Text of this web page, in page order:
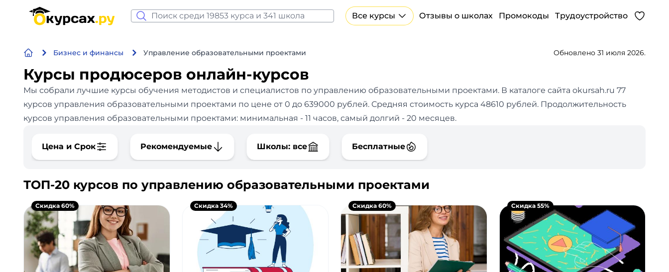
Все курсы Отзывы о школах Промокоды Трудоустройство
Бизнес и финансы Управление образовательными проектами Обновлено 31 июля 2026.
Курсы продюсеров онлайн-курсов
Мы собрали лучшие курсы обучения методистов и специалистов по управлению образовательными проектами. В каталоге сайта okursah.ru 77
курсов управления образовательными проектами по цене от 0 до 639000 рублей. Средняя стоимость курса 48610 рублей. Продолжительность
курсов управления образовательными проектами: минимальная - 11 часов, самый долгий - 20 месяцев.
Цена и Срок Рекомендуемые Школы: все Бесплатные
ТОП-20 курсов по управлению образовательными проектами
Скидка 60% Скидка 34% Скидка 60% Скидка 55%
Программирование
Бизнес и финансы
Дизайн
Видео, фото, аудио
Маркетинг
Иностранный язык
Для детей
Красота, здоровье, фитнес
Курсы по нейросетям
Бесплатно